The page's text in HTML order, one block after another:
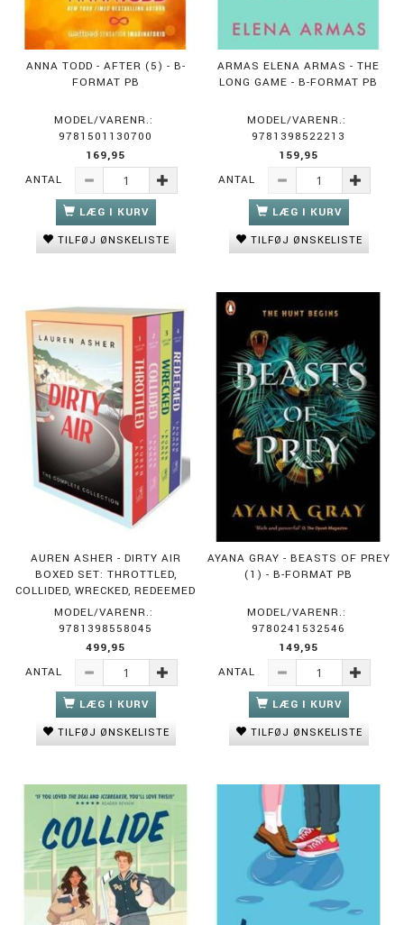
ANNA TODD - AFTER (5) - B-
FORMAT PB
MODEL/VARENR.:
9781501130700
169,95
ANTAL
LÆG I KURV
TILFØJ ØNSKELISTE
ARMAS ELENA ARMAS - THE
LONG GAME - B-FORMAT PB
MODEL/VARENR.:
9781398522213
159,95
ANTAL
LÆG I KURV
TILFØJ ØNSKELISTE
AUREN ASHER - DIRTY AIR
BOXED SET: THROTTLED,
COLLIDED, WRECKED, REDEEMED
MODEL/VARENR.:
9781398558045
499,95
ANTAL
LÆG I KURV
TILFØJ ØNSKELISTE
AYANA GRAY - BEASTS OF PREY
(1) - B-FORMAT PB
MODEL/VARENR.:
9780241532546
149,95
ANTAL
LÆG I KURV
TILFØJ ØNSKELISTE